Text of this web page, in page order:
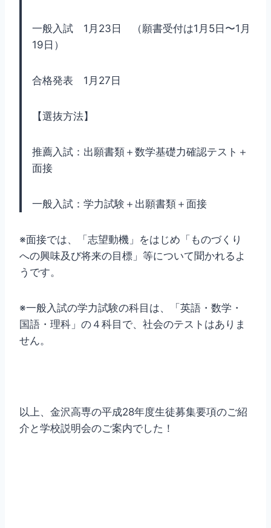
一般入試 1月23日 （願書受付は1月5日〜1月
19日）
合格発表 1月27日
【選抜方法】
推薦入試：出願書類＋数学基礎力確認テスト＋
面接
一般入試：学力試験＋出願書類＋面接
※面接では、「志望動機」をはじめ「ものづくり
への興味及び将来の目標」等について聞かれるよ
うです。
※一般入試の学力試験の科目は、「英語・数学・
国語・理科」の４科目で、社会のテストはありま
せん。
以上、金沢高専の平成28年度生徒募集要項のご紹
介と学校説明会のご案内でした！